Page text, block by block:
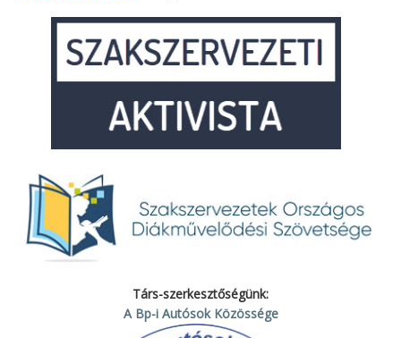
Társ-szerkesztőségünk:
A Bp-i Autósok Közössége